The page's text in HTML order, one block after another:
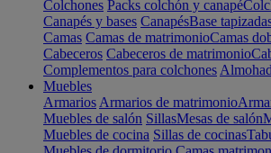
Colchones Packs colchón y canapé
Canapés y bases CanapésBase
Camas Camas de matrimonioCamas
Cabeceros Cabeceros de matrimonio
Complementos para colchones
Muebles
Armarios Armarios de matrimonio
Muebles de salón SillasMesas de salón
Muebles de cocina Sillas de cocinas